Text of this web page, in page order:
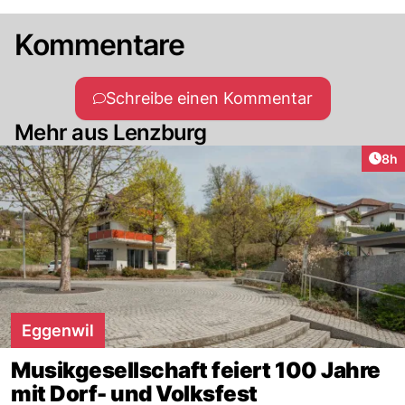
Kommentare
Schreibe einen Kommentar
Mehr aus Lenzburg
8h
Eggenwil
Musikgesellschaft feiert 100 Jahre
mit Dorf- und Volksfest